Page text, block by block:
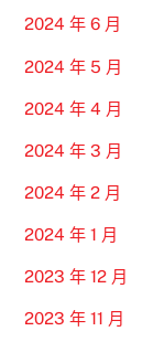
2024 年 6 月
2024 年 5 月
2024 年 4 月
2024 年 3 月
2024 年 2 月
2024 年 1 月
2023 年 12 月
2023 年 11 月